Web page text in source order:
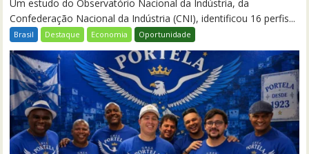
Um estudo do Observatório Nacional da Indústria, da
Confederação Nacional da Indústria (CNI), identificou 16 perfis...
Brasil Destaque Economia Oportunidade